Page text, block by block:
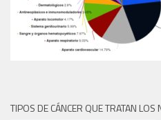
TIPOS DE CÁNCER QUE TRATAN LOS